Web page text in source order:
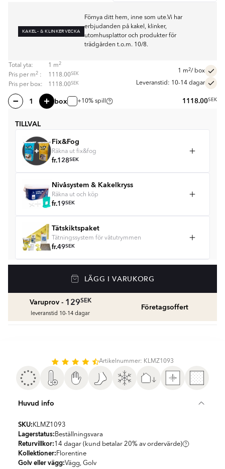
KAKEL- & KLINKERVECKA
Förnya ditt hem, inne som ute.Vi har
erbjudanden på kakel, klinker,
utomhusplattor och produkter för
trädgården t.o.m. 10/8.
Total yta: 1 m 2
Pris per m 2 : 1118.00SEK
Pris per box: 1118.00SEK
1 m2/ box
Leveranstid: 10-14 dagar
box +10% spill 1118.00SEK
TILLVAL
Fix&Fog
Räkna ut fix&fog
fr.128SEK
Nivåsystem & Kakelkryss
Räkna ut och köp
fr.19SEK
Tätskiktspaket
Tätningssystem för våtutrymmen
fr.49SEK
Golvvärmepaket med termostat
Våtrumssilikon
Rengöring & Underhåll
fr. SEK
Kakellist
fr.49
LÄGG I VARUKORG
Varuprov - 129SEK
leveranstid 10-14 dagar
Företagsoffert
Artikelnummer: KLMZ1093
Huvud info
SKU: KLMZ1093
Lagerstatus: Beställningsvara
Returvillkor:14 dagar (kund betalar 20% av ordervärde)
Kollektioner: Florentine
Golv eller vägg:Vägg, Golv